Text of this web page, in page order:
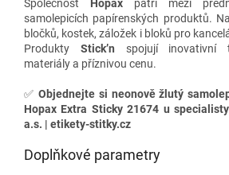
Společnost Hopax patří mezi
samolepicích papírenských produktů.
bločků, kostek, záložek i bloků pro
Produkty Stick’n spojují inovativní
materiály a příznivou cenu.
✅Objednejte si neonově žlutý
Hopax Extra Sticky 21674 u
a.s. | etikety-stitky.cz
Doplňkové parametry